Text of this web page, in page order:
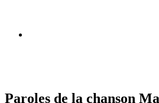
Paroles de la chanson